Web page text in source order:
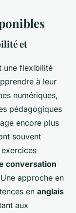
et
une flexibilité
à leur
numériques,
pédagogiques
encore plus
souvent
conversation
approche en
en anglais
aux